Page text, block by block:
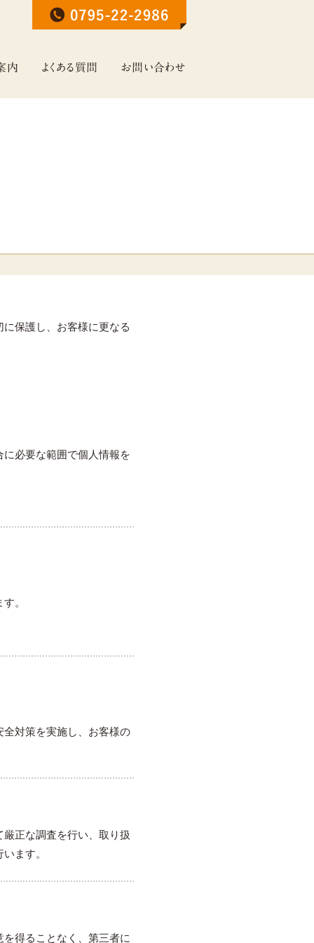
内 よくある質問 お問い合わせ
保護し、お客様に更なる
必要な範囲で個人情報を
。
対策を実施し、お客様の
正な調査を行い、取り扱
ます。
得ることなく、第三者に